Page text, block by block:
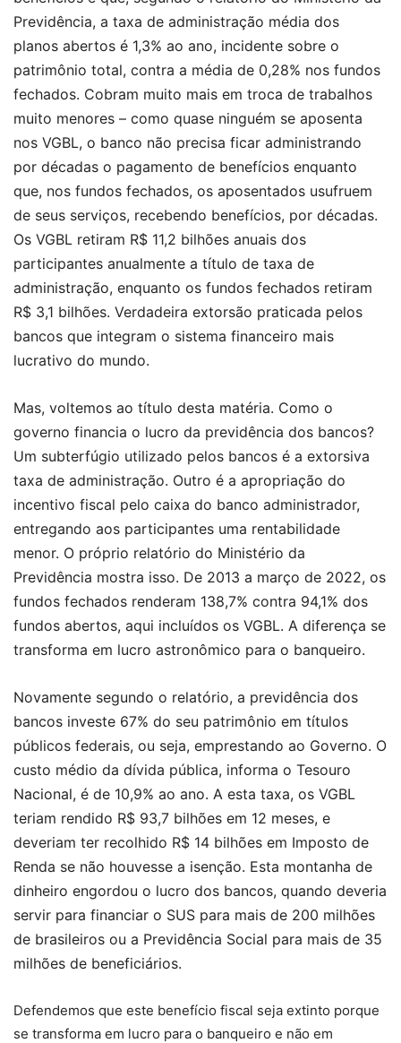
Previdência, a taxa de administração média dos
planos abertos é 1,3% ao ano, incidente sobre o
patrimônio total, contra a média de 0,28% nos fundos
fechados. Cobram muito mais em troca de trabalhos
muito menores – como quase ninguém se aposenta
nos VGBL, o banco não precisa ficar administrando
por décadas o pagamento de benefícios enquanto
que, nos fundos fechados, os aposentados usufruem
de seus serviços, recebendo benefícios, por décadas.
Os VGBL retiram R$ 11,2 bilhões anuais dos
participantes anualmente a título de taxa de
administração, enquanto os fundos fechados retiram
R$ 3,1 bilhões. Verdadeira extorsão praticada pelos
bancos que integram o sistema financeiro mais
lucrativo do mundo.
Mas, voltemos ao título desta matéria. Como o
governo financia o lucro da previdência dos bancos?
Um subterfúgio utilizado pelos bancos é a extorsiva
taxa de administração. Outro é a apropriação do
incentivo fiscal pelo caixa do banco administrador,
entregando aos participantes uma rentabilidade
menor. O próprio relatório do Ministério da
Previdência mostra isso. De 2013 a março de 2022, os
fundos fechados renderam 138,7% contra 94,1% dos
fundos abertos, aqui incluídos os VGBL. A diferença se
transforma em lucro astronômico para o banqueiro.
Novamente segundo o relatório, a previdência dos
bancos investe 67% do seu patrimônio em títulos
públicos federais, ou seja, emprestando ao Governo. O
custo médio da dívida pública, informa o Tesouro
Nacional, é de 10,9% ao ano. A esta taxa, os VGBL
teriam rendido R$ 93,7 bilhões em 12 meses, e
deveriam ter recolhido R$ 14 bilhões em Imposto de
Renda se não houvesse a isenção. Esta montanha de
dinheiro engordou o lucro dos bancos, quando deveria
servir para financiar o SUS para mais de 200 milhões
de brasileiros ou a Previdência Social para mais de 35
milhões de beneficiários.
Defendemos que este benefício fiscal seja extinto porque
se transforma em lucro para o banqueiro e não em